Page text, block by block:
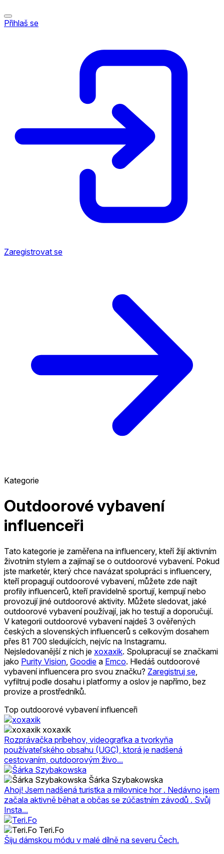
Přihlaš se
Zaregistrovat se
Kategorie
Outdoorové vybavení
influenceři
Tato kategorie je zaměřena na influencery, kteří žijí aktivním
životním stylem a zajímají se o outdoorové vybavení. Pokud
jste marketér, který chce navázat spolupráci s influencery,
kteří propagují outdoorové vybavení, můžete zde najít
profily influencerů, kteří pravidelně sportují, kempují nebo
provozují jiné outdoorové aktivity. Můžete sledovat, jaké
outdoorové vybavení používají, jak ho testují a doporučují.
V kategorii outdoorové vybavení najdeš 3 ověřených
českých a slovenských influencerů s celkovým dosahem
přes 81 700 sledujících, nejvíc na Instagramu.
Nejsledovanější z nich je xoxaxik. Spolupracují se značkami
jako Purity Vision Goodie a Emco. Hledáš outdoorové
vybavení influencera pro svou značku? Zaregistruj se
vyfiltruj podle dosahu i platformy a oslov je napřímo, bez
provize a prostředníků.
Top outdoorové vybavení influenceři
xoxaxik
Rozprávačka príbehov, videografka a tvorkyňa
používateľského obsahu (UGC), ktorá je nadšená
cestovaním, outdoorovým živo...
Šárka Szybakowska
Ahoj! Jsem nadšená turistka a milovnice hor . Nedávno jsem
začala aktivně běhat a občas se zúčastním závodů . Svůj
Insta...
Teri.Fo
Šiju dámskou módu v malé dílně na severu Čech.